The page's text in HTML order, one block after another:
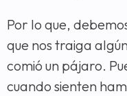
Por lo que,
que nos traiga
comió un pájaro.
cuando sienten